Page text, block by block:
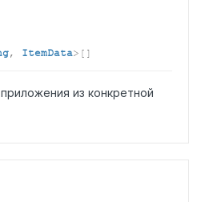
, ItemData> []
из конкретной